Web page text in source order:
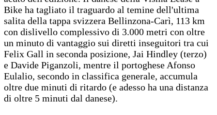
Bike ha tagliato il traguardo al temine dell'ultima
salita della tappa svizzera Bellinzona-Carì, 113 km
con dislivello complessivo di 3.000 metri con oltre
un minuto di vantaggio sui diretti inseguitori tra cui
Felix Gall in seconda posizione, Jai Hindley (terzo)
e Davide Piganzoli, mentre il portoghese Afonso
Eulalio, secondo in classifica generale, accumula
oltre due minuti di ritardo (e adesso ha una distanza
di oltre 5 minuti dal danese).